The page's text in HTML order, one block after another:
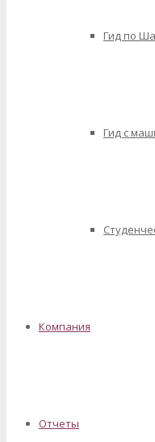
Гид по
Гид с
Компания
Отчеты